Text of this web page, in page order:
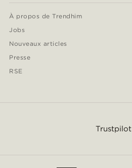
À propos de Trendhim
Jobs
Nouveaux articles
Presse
RSE
Trustpilot